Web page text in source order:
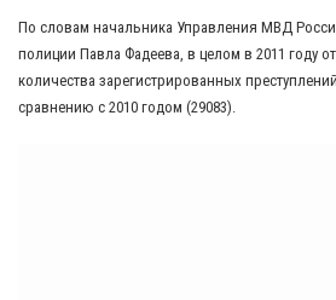
По словам начальника Управления МВД
полиции Павла Фадеева, в целом в 2011 году
количества зарегистрированных
сравнению с 2010 годом (29083).